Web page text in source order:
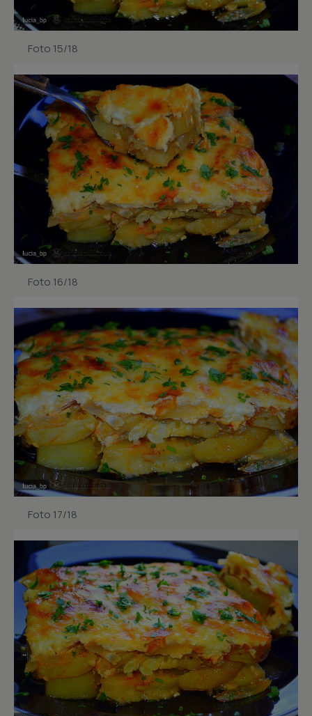
Foto 15/18
Foto 16/18
Foto 17/18